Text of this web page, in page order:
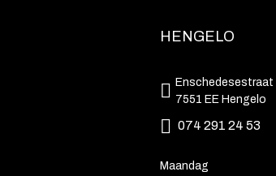
HENGELO
Enschedesestraat
7551 EE Hengelo
074 291 24 53
Maandag